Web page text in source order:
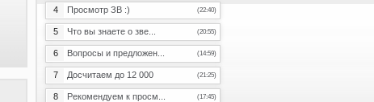
4 Просмотр ЗВ :) (22:40)
5 Что вы знаете о зве... (20:55)
6 Вопросы и предложен... (14:59)
7 Досчитаем до 12 000 (21:25)
8 Рекомендуем к просм... (17:45)